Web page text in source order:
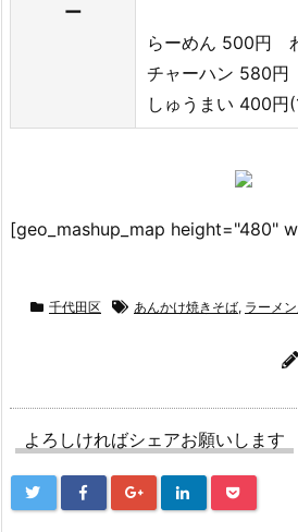
ー
らーめん 500円
チャーハン 580円
しゅうまい 400円
[geo_mashup_map height="480"
千代田区 あんかけ焼きそば, ラーメ
よろしければシェアお願いします